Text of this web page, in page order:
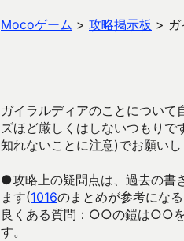
Mocoゲーム > 攻略掲示板 >
ガイラルディアのことについ
ズほど厳しくはしないつもり
知れないことに注意)でお願いし
●攻略上の疑問点は、過去の書
ます(1016のまとめが参考になる
良くある質問：○○の鎧は○○を
す。